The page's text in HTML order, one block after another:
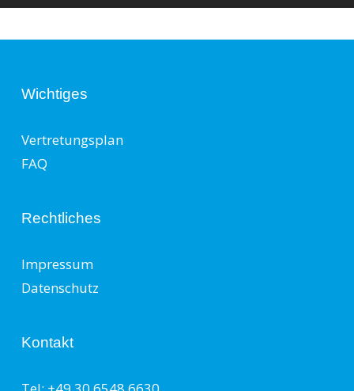
Wichtiges
Vertretungsplan
FAQ
Rechtliches
Impressum
Datenschutz
Kontakt